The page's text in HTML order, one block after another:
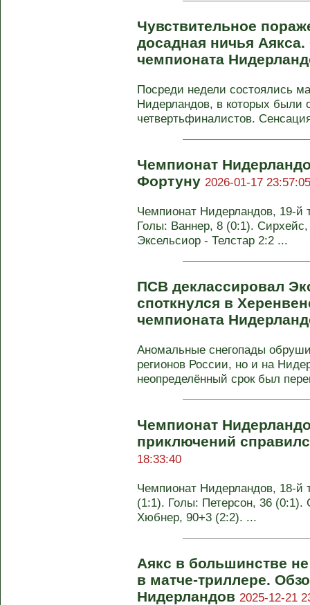
Чувствительное
досадная ничья Аякса.
чемпионата
Посреди недели состоялись
Нидерландов, в которых были
четвертьфиналистов.
Чемпионат
Фортуну 2026-01-17 23:57:05
Чемпионат Нидерландов, 19-
Голы: Ваннер, 8 (0:1).
Эксельсиор - Телстар 2:2 ...
ПСВ деклассировал
споткнулся в
чемпионата
Аномальные снегопады
регионов России, но и на
неопределённый срок был
Чемпионат
приключений
18:33:40
Чемпионат Нидерландов, 18-й
(1:1). Голы: Петерсон, 36
Хюбнер, 90+3 (2:2). ...
Аякс в большинстве
в матче-триллере.
Нидерландов 2025-12-21